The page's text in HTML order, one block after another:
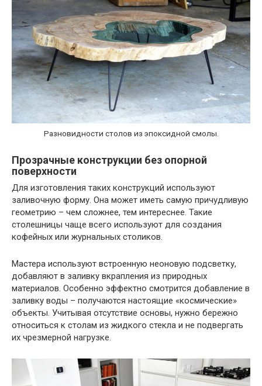
Разновидности столов из эпоксидной смолы.
Прозрачные конструкции без опорной
поверхности
Для изготовления таких конструкций используют
заливочную форму. Она может иметь самую причудливую
геометрию – чем сложнее, тем интереснее. Такие
столешницы чаще всего используют для создания
кофейных или журнальных столиков.
Мастера используют встроенную неоновую подсветку,
добавляют в заливку вкрапления из природных
материалов. Особенно эффектно смотрится добавление в
заливку воды – получаются настоящие «космические»
объекты. Учитывая отсутствие основы, нужно бережно
относиться к столам из жидкого стекла и не подвергать
их чрезмерной нагрузке.